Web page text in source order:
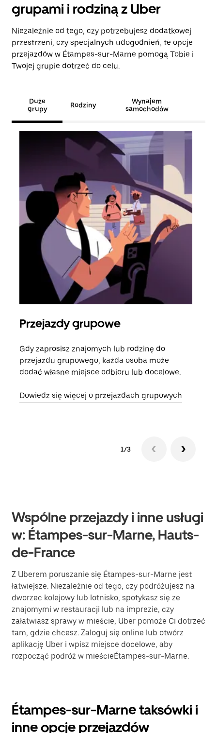
grupami i rodziną z Uber
Niezależnie od tego, czy potrzebujesz dodatkowej
przestrzeni, czy specjalnych udogodnień, te opcje
przejazdów w Étampes-sur-Marne pomogą Tobie i
Twojej grupie dotrzeć do celu.
Duże
grupy
Rodziny
Wynajem
samochodów
Przejazdy grupowe
Gdy zaprosisz znajomych lub rodzinę do
przejazdu grupowego, każda osoba może
dodać własne miejsce odbioru lub docelowe.
Dowiedz się więcej o przejazdach grupowych
1/3
Wspólne przejazdy i inne usługi
w: Étampes-sur-Marne, Hauts-
de-France
Z Uberem poruszanie się Étampes-sur-Marne jest
łatwiejsze. Niezależnie od tego, czy podróżujesz na
dworzec kolejowy lub lotnisko, spotykasz się ze
znajomymi w restauracji lub na imprezie, czy
załatwiasz sprawy w mieście, Uber pomoże Ci dotrzeć
tam, gdzie chcesz. Zaloguj się online lub otwórz
aplikację Uber i wpisz miejsce docelowe, aby
rozpocząć podróż w mieścieÉtampes-sur-Marne.
Étampes-sur-Marne taksówki i
inne opcje przejazdów